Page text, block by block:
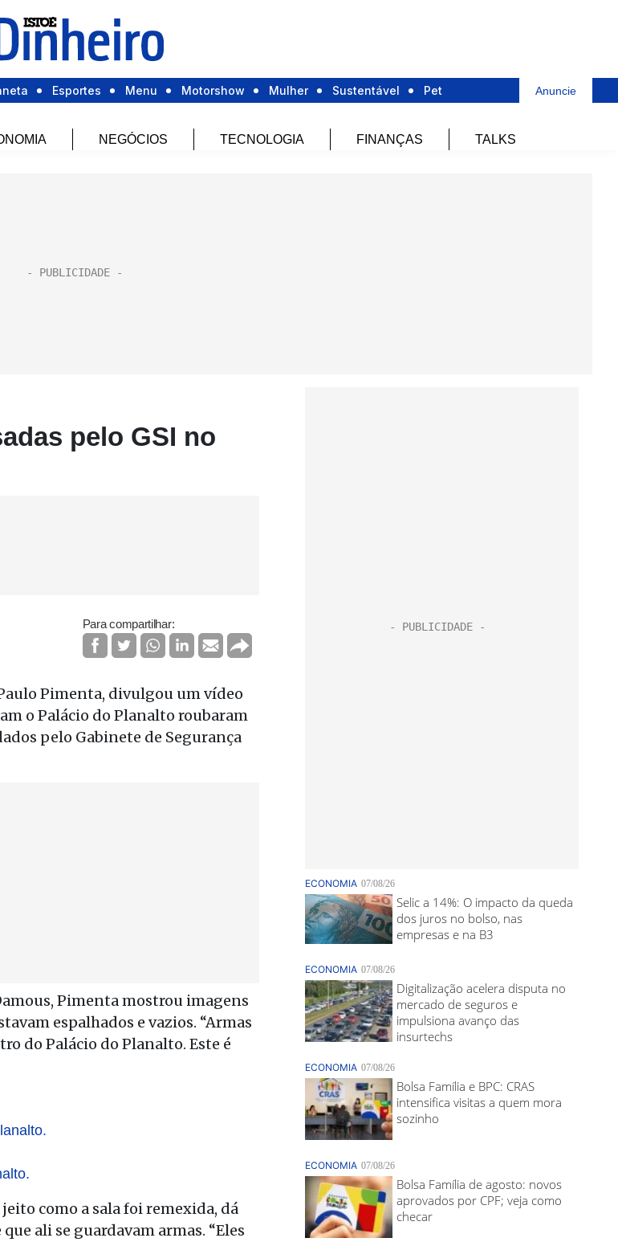
Esportes Menu Motorshow Mulher Sustentável Pet Anuncie
NEGÓCIOS TECNOLOGIA FINANÇAS TALKS
pelo GSI no
Para compartilhar:
Pimenta, divulgou um vídeo
o Palácio do Planalto roubaram
pelo Gabinete de Segurança
Pimenta mostrou imagens
espalhados e vazios. “Armas
do Palácio do Planalto. Este é
como a sala foi remexida, dá
ali se guardavam armas. “Eles